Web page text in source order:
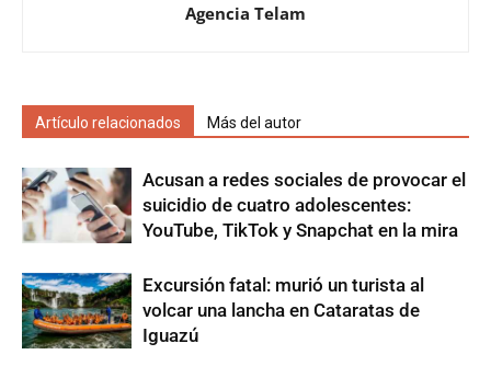
Agencia Telam
Artículo relacionados Más del autor
Acusan a redes sociales de provocar el
suicidio de cuatro adolescentes:
YouTube, TikTok y Snapchat en la mira
Excursión fatal: murió un turista al
volcar una lancha en Cataratas de
Iguazú